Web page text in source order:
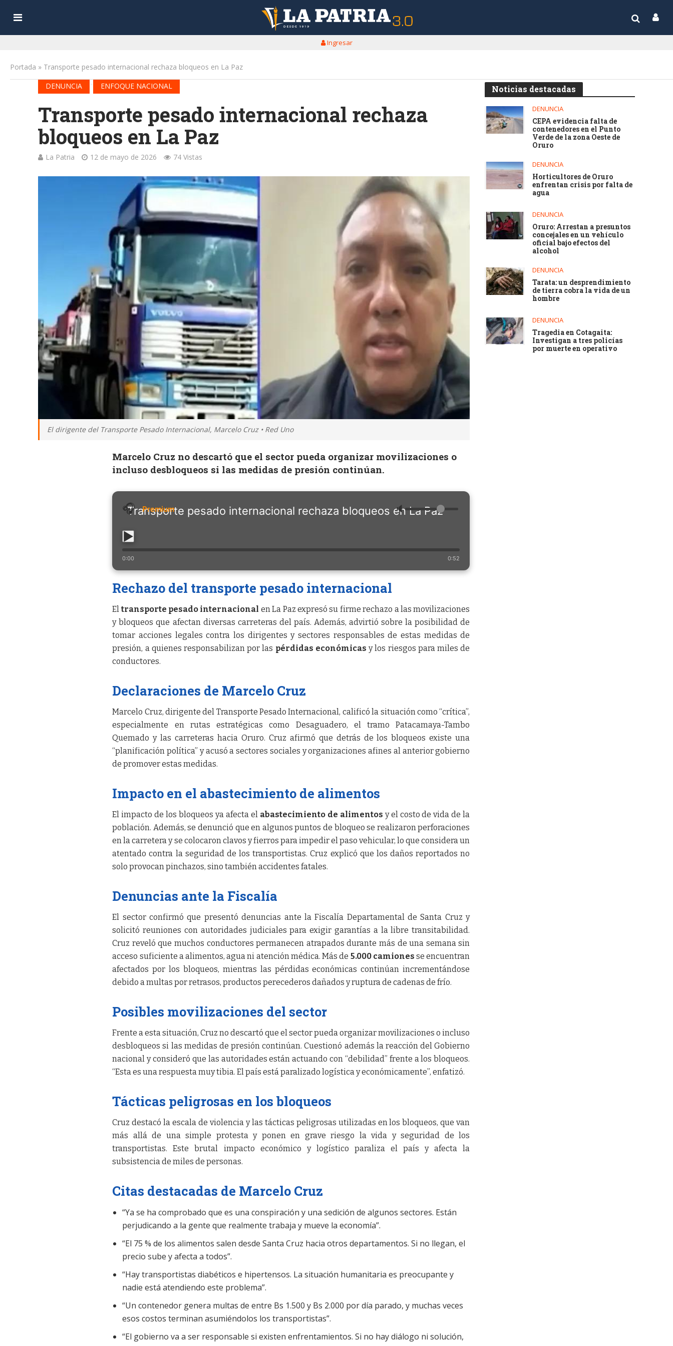
Ingresar
Portada » Transporte pesado internacional rechaza bloqueos en La Paz
DENUNCIA
ENFOQUE NACIONAL
Transporte pesado internacional rechaza
bloqueos en La Paz
La Patria 12 de mayo de 2026 74 Vistas
El dirigente del Transporte Pesado Internacional, Marcelo Cruz • Red Uno
Marcelo Cruz no descartó que el sector pueda organizar movilizaciones o
incluso desbloqueos si las medidas de presión continúan.
Transporte pesado internacional rechaza bloqueos en La Paz
🔈
0:00 0:52
Rechazo del transporte pesado internacional
Eltransporte pesado internacional en La Paz expresó su firme rechazo a las movilizaciones
y bloqueos que afectan diversas carreteras del país. Además, advirtió sobre la posibilidad de
tomar acciones legales contra los dirigentes y sectores responsables de estas medidas de
presión, a quienes responsabilizan por las pérdidas económicas y los riesgos para miles de
conductores.
Declaraciones de Marcelo Cruz
Marcelo Cruz, dirigente del Transporte Pesado Internacional, calificó la situación como “crítica”,
especialmente en rutas estratégicas como Desaguadero, el tramo Patacamaya-Tambo
Quemado y las carreteras hacia Oruro. Cruz afirmó que detrás de los bloqueos existe una
“planificación política” y acusó a sectores sociales y organizaciones afines al anterior gobierno
de promover estas medidas.
Impacto en el abastecimiento de alimentos
El impacto de los bloqueos ya afecta el abastecimiento de alimentos y el costo de vida de la
población. Además, se denunció que en algunos puntos de bloqueo se realizaron perforaciones
en la carretera y se colocaron clavos y fierros para impedir el paso vehicular, lo que considera un
atentado contra la seguridad de los transportistas. Cruz explicó que los daños reportados no
solo provocan pinchazos, sino también accidentes fatales.
Denuncias ante la Fiscalía
El sector confirmó que presentó denuncias ante la Fiscalía Departamental de Santa Cruz y
solicitó reuniones con autoridades judiciales para exigir garantías a la libre transitabilidad.
Cruz reveló que muchos conductores permanecen atrapados durante más de una semana sin
acceso suficiente a alimentos, agua ni atención médica. Más de 5.000 camiones se encuentran
afectados por los bloqueos, mientras las pérdidas económicas continúan incrementándose
debido a multas por retrasos, productos perecederos dañados y ruptura de cadenas de frío.
Posibles movilizaciones del sector
Frente a esta situación, Cruz no descartó que el sector pueda organizar movilizaciones o incluso
desbloqueos si las medidas de presión continúan. Cuestionó además la reacción del Gobierno
nacional y consideró que las autoridades están actuando con “debilidad” frente a los bloqueos.
“Esta es una respuesta muy tibia. El país está paralizado logística y económicamente”, enfatizó.
Tácticas peligrosas en los bloqueos
Cruz destacó la escala de violencia y las tácticas peligrosas utilizadas en los bloqueos, que van
más allá de una simple protesta y ponen en grave riesgo la vida y seguridad de los
transportistas. Este brutal impacto económico y logístico paraliza el país y afecta la
subsistencia de miles de personas.
Citas destacadas de Marcelo Cruz
“Ya se ha comprobado que es una conspiración y una sedición de algunos sectores. Están
perjudicando a la gente que realmente trabaja y mueve la economía”.
“El 75 % de los alimentos salen desde Santa Cruz hacia otros departamentos. Si no llegan, el
precio sube y afecta a todos”.
“Hay transportistas diabéticos e hipertensos. La situación humanitaria es preocupante y
nadie está atendiendo este problema”.
“Un contenedor genera multas de entre Bs 1.500 y Bs 2.000 por día parado, y muchas veces
esos costos terminan asumiéndolos los transportistas”.
“El gobierno va a ser responsable si existen enfrentamientos. Si no hay diálogo ni solución,
Noticias destacadas
DENUNCIA
CEPA evidencia falta de
contenedores en el Punto
Verde de la zona Oeste de
Oruro
DENUNCIA
Horticultores de Oruro
enfrentan crisis por falta de
agua
DENUNCIA
Oruro: Arrestan a presuntos
concejales en un vehículo
oficial bajo efectos del
alcohol
DENUNCIA
Tarata: un desprendimiento
de tierra cobra la vida de un
hombre
DENUNCIA
Tragedia en Cotagaita:
Investigan a tres policías
por muerte en operativo